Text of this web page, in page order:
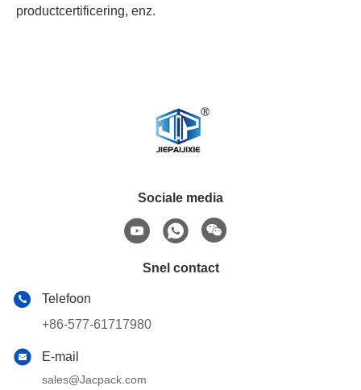
productcertificering, enz.
Sociale media
Snel contact
Telefoon
+86-577-61717980
E-mail
sales@Jacpack.com